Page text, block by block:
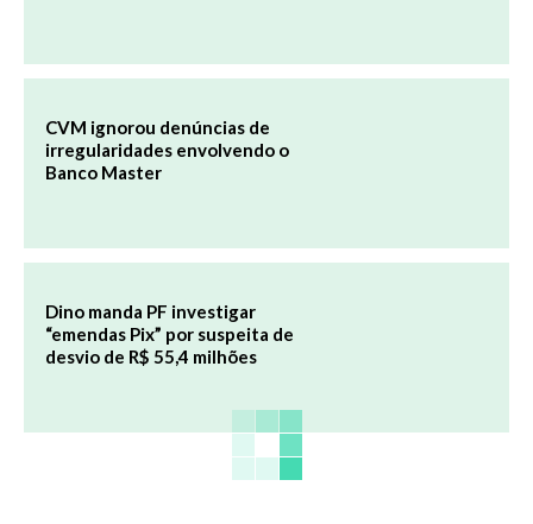
CVM ignorou denúncias de
irregularidades envolvendo o
Banco Master
Dino manda PF investigar
“emendas Pix” por suspeita de
desvio de R$ 55,4 milhões